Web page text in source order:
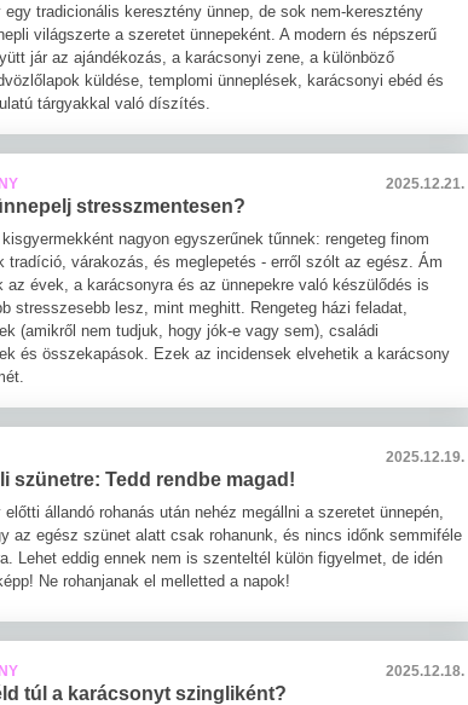
egy tradicionális keresztény ünnep, de sok nem-keresztény
világszerte a szeretet ünnepeként. A modern és népszerű
jár az ajándékozás, a karácsonyi zene, a különböző
küldése, templomi ünneplések, karácsonyi ebéd és
tárgyakkal való díszítés.
2025.12.21.
stresszmentesen?
nagyon egyszerűnek tűnnek: rengeteg finom
tradíció, várakozás, és meglepetés - erről szólt az egész. Ám
az évek, a karácsonyra és az ünnepekre való készülődés is
stresszesebb lesz, mint meghitt. Rengeteg házi feladat,
(amikről nem tudjuk, hogy jók-e vagy sem), családi
és összekapások. Ezek az incidensek elvehetik a karácsony
2025.12.19.
szünetre: Tedd rendbe magad!
előtti állandó rohanás után nehéz megállni a szeretet ünnepén,
az egész szünet alatt csak rohanunk, és nincs időnk semmiféle
Lehet eddig ennek nem is szenteltél külön figyelmet, de idén
Ne rohanjanak el melletted a napok!
2025.12.18.
túl a karácsonyt szingliként?